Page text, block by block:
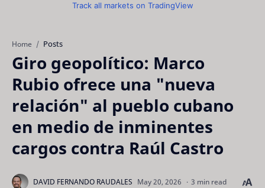
Track all markets on TradingView
Home Posts
Giro geopolítico: Marco
Rubio ofrece una "nueva
relación" al pueblo cubano
en medio de inminentes
cargos contra Raúl Castro
3 min read